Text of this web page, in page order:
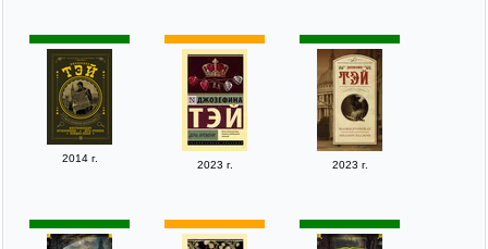
2014 г.
2023 г. 2023 г.